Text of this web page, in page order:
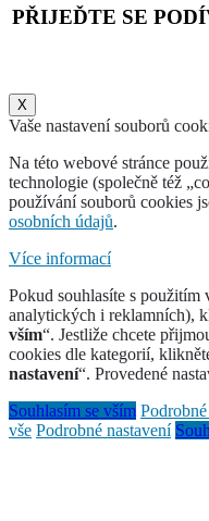
PŘIJEĎTE SE
X
Vaše nastavení souborů
Na této webové stránce
technologie (společně též
používání souborů cookies
osobních údajů.
Více informací
Pokud souhlasíte s použitím
analytických i reklamních),
vším“. Jestliže chcete
cookies dle kategorií,
nastavení“. Provedené
Souhlasím se vším
vše Podrobné nastavení